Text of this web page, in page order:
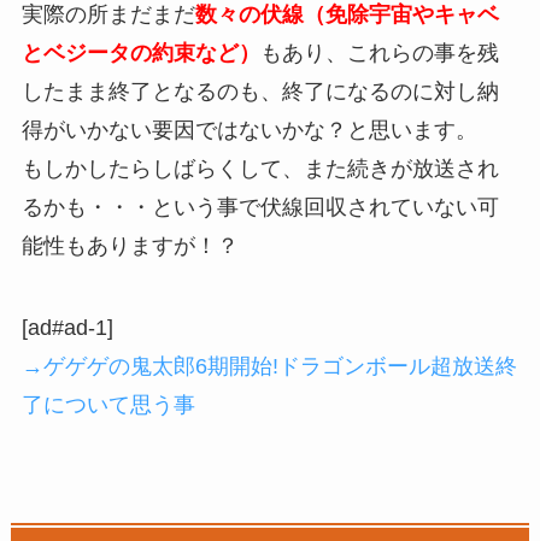
実際の所まだまだ数々の伏線（免除宇宙やキャベ
とベジータの約束など）
もあり、これらの事を残
したまま終了となるのも、終了になるのに対し納
得がいかない要因ではないかな？と思います。
もしかしたらしばらくして、また続きが放送され
るかも・・・という事で伏線回収されていない可
能性もありますが！？
[ad#ad-1]
→ゲゲゲの鬼太郎6期開始!ドラゴンボール超放送終
了について思う事